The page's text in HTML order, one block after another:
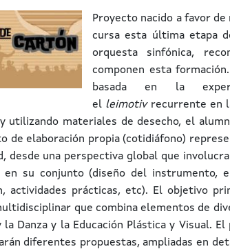
Proyecto nacido a favor
cursa esta última etapa
orquesta sinfónica,
componen esta
basada en la
el leimotiv recurrente en
utilizando materiales de desecho, el
de elaboración propia (cotidiáfono)
desde una perspectiva global que
en su conjunto (diseño del instrumento,
actividades prácticas, etc). El objetivo
que combina elementos de
la Danza y la Educación Plástica y Visual.
diferentes propuestas, ampliadas en